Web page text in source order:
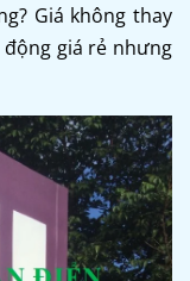
Giá không thay
giá rẻ nhưng